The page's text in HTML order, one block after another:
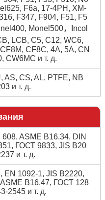
F6a, 17-4PH, XM-
F347, F904, F51, F5
Monel500，Incol
LCB, C5, C12, WC6,
CF8C, 4A, 5A, CN
CW6MC и т. д.
AS, CS, AL, PTFE, NB
и т. д.
608, ASME B16.34, DIN
ГОСТ 9833, JIS B20
и т. д.
EN 1092-1, JIS B2220,
B16.47, ГОСТ 128
2545 и т. д.